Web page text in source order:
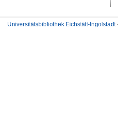
Universitätsbibliothek Eichstätt-Ingolstadt